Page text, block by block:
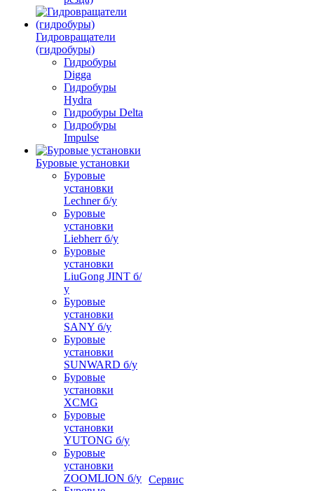
Гидровращатели
(гидробуры)
Гидробуры
Digga
Гидробуры
Hydra
Гидробуры Delta
Гидробуры
Impulse
Буровые установки
Буровые
установки
Lechner б/у
Буровые
установки
Liebherr б/у
Буровые
установки
LiuGong JINT б/
у
Буровые
установки
SANY б/у
Буровые
установки
SUNWARD б/у
Буровые
установки
XCMG
Буровые
установки
YUTONG б/у
Буровые
установки
ZOOMLION б/у Сервис